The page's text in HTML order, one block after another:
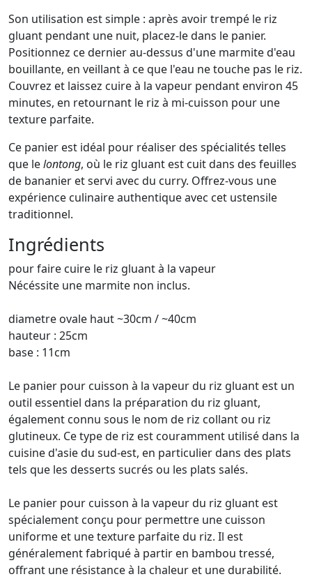
Son utilisation est simple : après avoir trempé le riz
gluant pendant une nuit, placez-le dans le panier.
Positionnez ce dernier au-dessus d'une marmite d'eau
bouillante, en veillant à ce que l'eau ne touche pas le riz.
Couvrez et laissez cuire à la vapeur pendant environ 45
minutes, en retournant le riz à mi-cuisson pour une
texture parfaite.
Ce panier est idéal pour réaliser des spécialités telles
que lelontong, où le riz gluant est cuit dans des feuilles
de bananier et servi avec du curry. Offrez-vous une
expérience culinaire authentique avec cet ustensile
traditionnel.
Ingrédients
pour faire cuire le riz gluant à la vapeur
Nécéssite une marmite non inclus.
diametre ovale haut ~30cm / ~40cm
hauteur : 25cm
base : 11cm
Le panier pour cuisson à la vapeur du riz gluant est un
outil essentiel dans la préparation du riz gluant,
également connu sous le nom de riz collant ou riz
glutineux. Ce type de riz est couramment utilisé dans la
cuisine d'asie du sud-est, en particulier dans des plats
tels que les desserts sucrés ou les plats salés.
Le panier pour cuisson à la vapeur du riz gluant est
spécialement conçu pour permettre une cuisson
uniforme et une texture parfaite du riz. Il est
généralement fabriqué à partir en bambou tressé,
offrant une résistance à la chaleur et une durabilité.